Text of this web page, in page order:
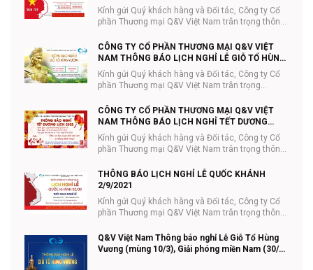
Kính gửi Quý khách hàng và Đối tác, Công ty Cổ
phần Thương mại Q&V Việt Nam trân trọng thông
CÔNG TY CỔ PHẦN THƯƠNG MẠI Q&V VIỆT
NAM THÔNG BÁO LỊCH NGHỈ LỄ GIỖ TỔ HÙNG
VƯƠNG 10/3
Kính gửi Quý khách hàng và Đối tác, Công ty Cổ
phần Thương mại Q&V Việt Nam trân trọng
CÔNG TY CỔ PHẦN THƯƠNG MẠI Q&V VIỆT
NAM THÔNG BÁO LỊCH NGHỈ TẾT DƯƠNG
LỊCH
Kính gửi Quý khách hàng và Đối tác, Công ty Cổ
phần Thương mại Q&V Việt Nam trân trọng thông
THÔNG BÁO LỊCH NGHỈ LỄ QUỐC KHÁNH
2/9/2021
Kính gửi Quý khách hàng và Đối tác, Công ty Cổ
phần Thương mại Q&V Việt Nam trân trọng thông
Q&V Việt Nam Thông báo nghỉ Lễ Giỗ Tổ Hùng
Vương (mùng 10/3), Giải phóng miền Nam (30/4)